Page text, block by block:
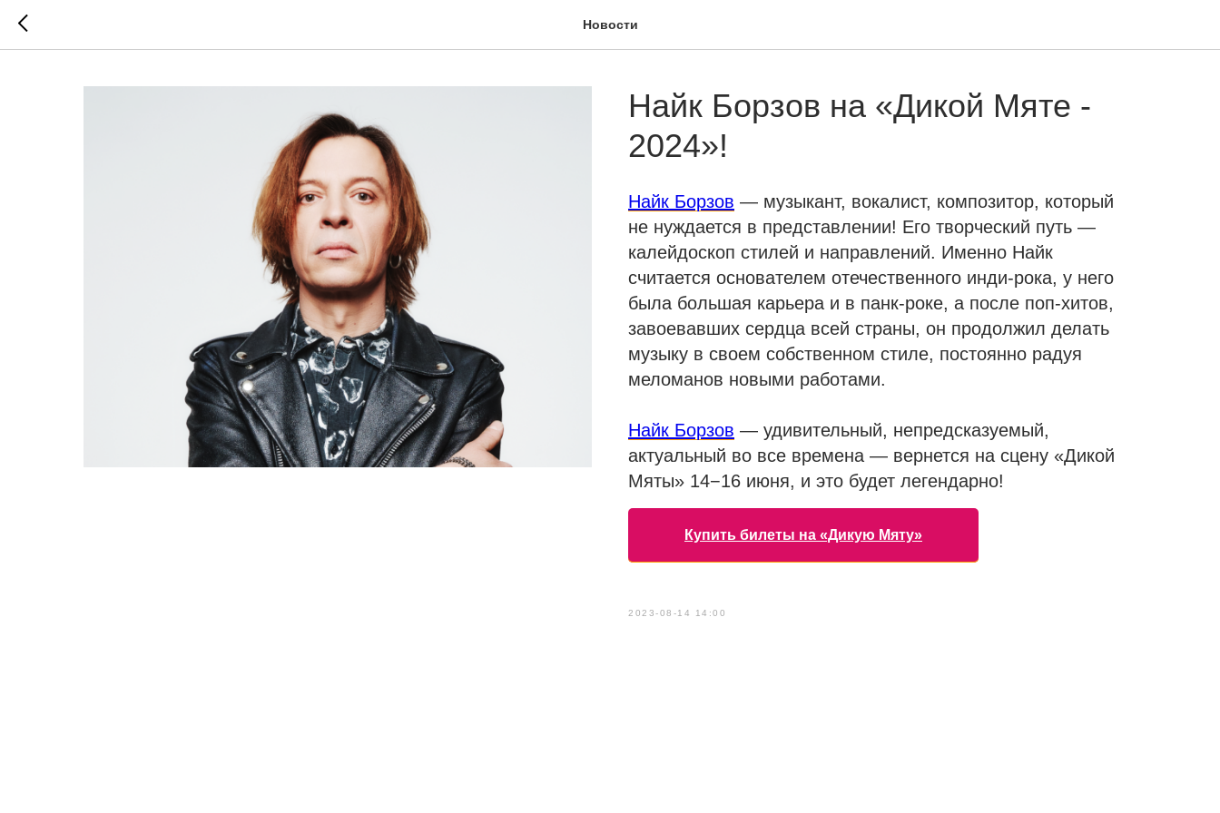
Новости
Найк Борзов на «Дикой Мяте -
2024»!
Найк Борзов — музыкант, вокалист, композитор, который
не нуждается в представлении! Его творческий путь —
калейдоскоп стилей и направлений. Именно Найк
считается основателем отечественного инди-рока, у него
была большая карьера и в панк-роке, а после поп-хитов,
завоевавших сердца всей страны, он продолжил делать
музыку в своем собственном стиле, постоянно радуя
меломанов новыми работами.
Найк Борзов — удивительный, непредсказуемый,
актуальный во все времена — вернется на сцену «Дикой
Мяты» 14−16 июня, и это будет легендарно!
Купить билеты на «Дикую Мяту»
2023-08-14 14:00